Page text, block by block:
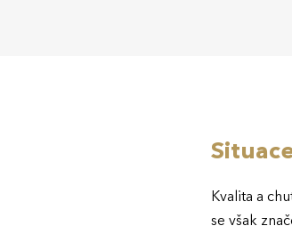
Kvalita a
se však